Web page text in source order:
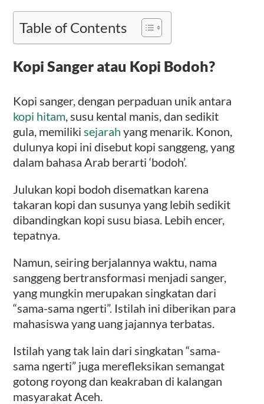
Table of Contents
Kopi Sanger atau Kopi Bodoh?
Kopi sanger, dengan perpaduan unik antara
kopi hitam, susu kental manis, dan sedikit
gula, memilikisejarahyang menarik. Konon,
dulunya kopi ini disebut kopi sanggeng, yang
dalam bahasa Arab berarti ‘bodoh’.
Julukan kopi bodoh disematkan karena
takaran kopi dan susunya yang lebih sedikit
dibandingkan kopi susu biasa. Lebih encer,
tepatnya.
Namun, seiring berjalannya waktu, nama
sanggeng bertransformasi menjadi sanger,
yang mungkin merupakan singkatan dari
“sama-sama ngerti”. Istilah ini diberikan para
mahasiswa yang uang jajannya terbatas.
Istilah yang tak lain dari singkatan “sama-
sama ngerti” juga merefleksikan semangat
gotong royong dan keakraban di kalangan
masyarakat Aceh.